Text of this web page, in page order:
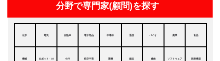
分野で専門家(顧問)を探す
化学 電気 自動車 電子部品 半導体 通信 バイオ 農業 食品
機械 ロボット・AI 住宅 航空宇宙 重機 建設 繊維 ソフトウェア 医療機器